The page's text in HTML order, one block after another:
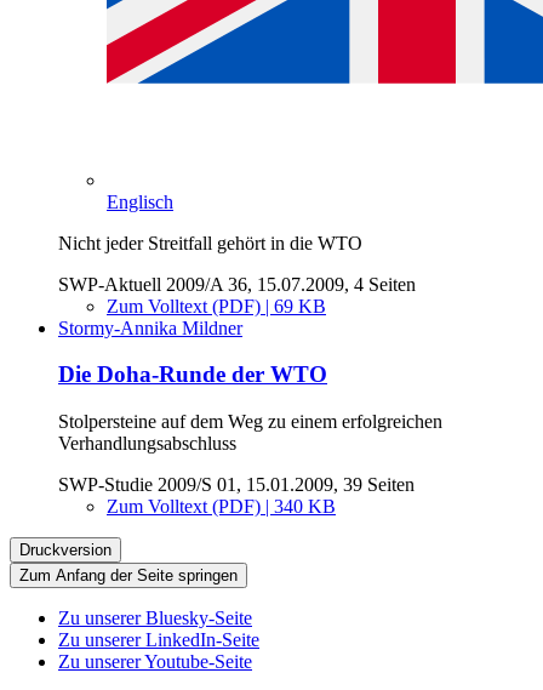
Englisch
Nicht jeder Streitfall gehört in die WTO
SWP-Aktuell 2009/A 36, 15.07.2009, 4 Seiten
Zum Volltext (PDF) | 69 KB
Stormy-Annika Mildner
Die Doha-Runde der WTO
Stolpersteine auf dem Weg zu einem erfolgreichen
Verhandlungsabschluss
SWP-Studie 2009/S 01, 15.01.2009, 39 Seiten
Zum Volltext (PDF) | 340 KB
Druckversion
Zum Anfang der Seite springen
Zu unserer Bluesky-Seite
Zu unserer LinkedIn-Seite
Zu unserer Youtube-Seite